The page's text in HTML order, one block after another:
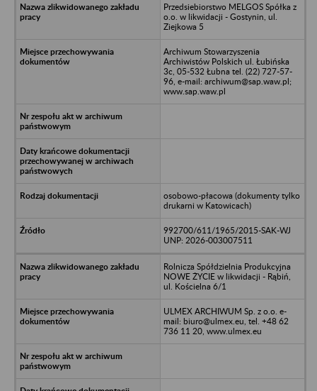
Przedsiebiorstwo MELGOS Spółka z
o.o. w likwidacji - Gostynin, ul.
Ziejkowa 5
Archiwum Stowarzyszenia
Archiwistów Polskich ul. Łubińska
3c, 05-532 Łubna tel. (22) 727-57-
96, e-mail: archiwum@sap.waw.pl;
www.sap.waw.pl
osobowo-płacowa (dokumenty tylko
drukarni w Katowicach)
992700/611/1965/2015-SAK-WJ
UNP: 2026-003007511
Rolnicza Spółdzielnia Produkcyjna
NOWE ŻYCIE w likwidacji - Rąbiń,
ul. Kościelna 6/1
ULMEX ARCHIWUM Sp. z o.o. e-
mail: biuro@ulmex.eu, tel. +48 62
736 11 20, www.ulmex.eu